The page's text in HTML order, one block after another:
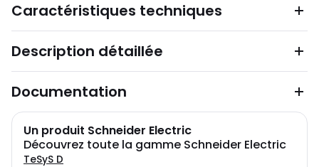
Caractéristiques techniques
Description détaillée
Documentation
Un produit Schneider Electric
Découvrez toute la gamme Schneider Electric
TeSyS D